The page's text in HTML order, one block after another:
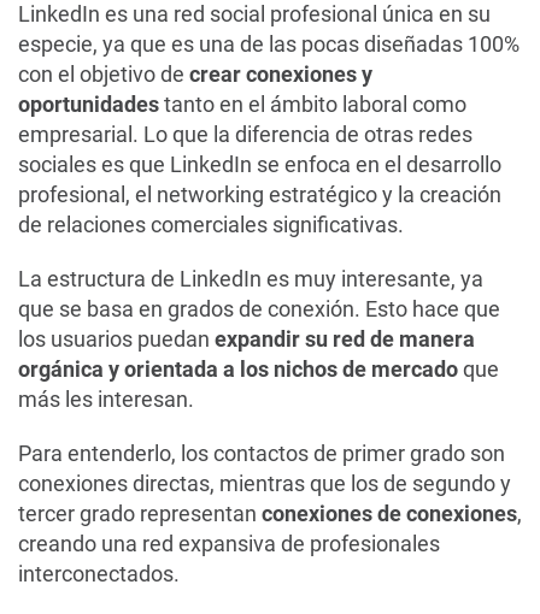
LinkedIn es una red social profesional única en su
especie, ya que es una de las pocas diseñadas 100%
con el objetivo de crear conexiones y
oportunidadestanto en el ámbito laboral como
empresarial. Lo que la diferencia de otras redes
sociales es que LinkedIn se enfoca en el desarrollo
profesional, el networking estratégico y la creación
de relaciones comerciales significativas.
La estructura de LinkedIn es muy interesante, ya
que se basa en grados de conexión. Esto hace que
los usuarios puedan expandir su red de manera
orgánica y orientada a los nichos de mercadoque
más les interesan.
Para entenderlo, los contactos de primer grado son
conexiones directas, mientras que los de segundo y
tercer grado representan conexiones de conexiones,
creando una red expansiva de profesionales
interconectados.